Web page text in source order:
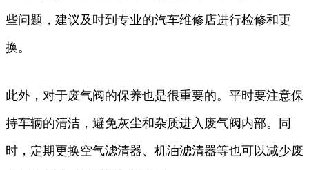
些问题，建议及时到专业的汽车维修店进行检修和更
换。
此外，对于废气阀的保养也是很重要的。平时要注意保
持车辆的清洁，避免灰尘和杂质进入废气阀内部。同
时，定期更换空气滤清器、机油滤清器等也可以减少废